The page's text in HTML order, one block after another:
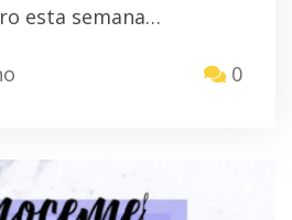
esta semana…
0